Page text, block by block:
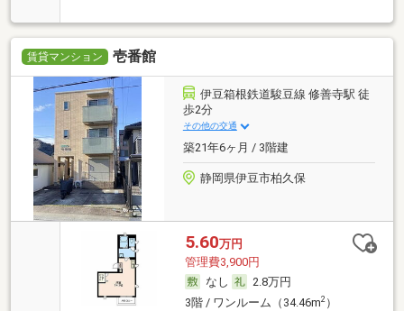
賃貸マンション 壱番館
伊豆箱根鉄道駿豆線 修善寺駅 徒
歩2分
その他の交通
築21年6ヶ月 / 3階建
静岡県伊豆市柏久保
5.60万円
管理費3,900円
なし
2.8万円
3階 / ワンルーム（34.46m2）